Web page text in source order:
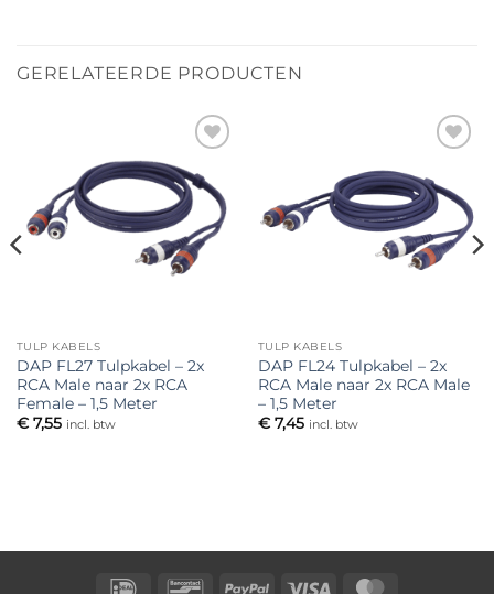
GERELATEERDE PRODUCTEN
Toevoegen
aan
verlanglijst
TULP KABELS
DAP FL27 Tulpkabel – 2x
RCA Male naar 2x RCA
Female – 1,5 Meter
€7,55 incl. btw
aan
verlanglijst
TULP KABELS
DAP FL24 Tulpkabel – 2x
RCA Male naar 2x RCA Male
– 1,5 Meter
€7,45 incl. btw
IDeal BancontactPayPal Visa